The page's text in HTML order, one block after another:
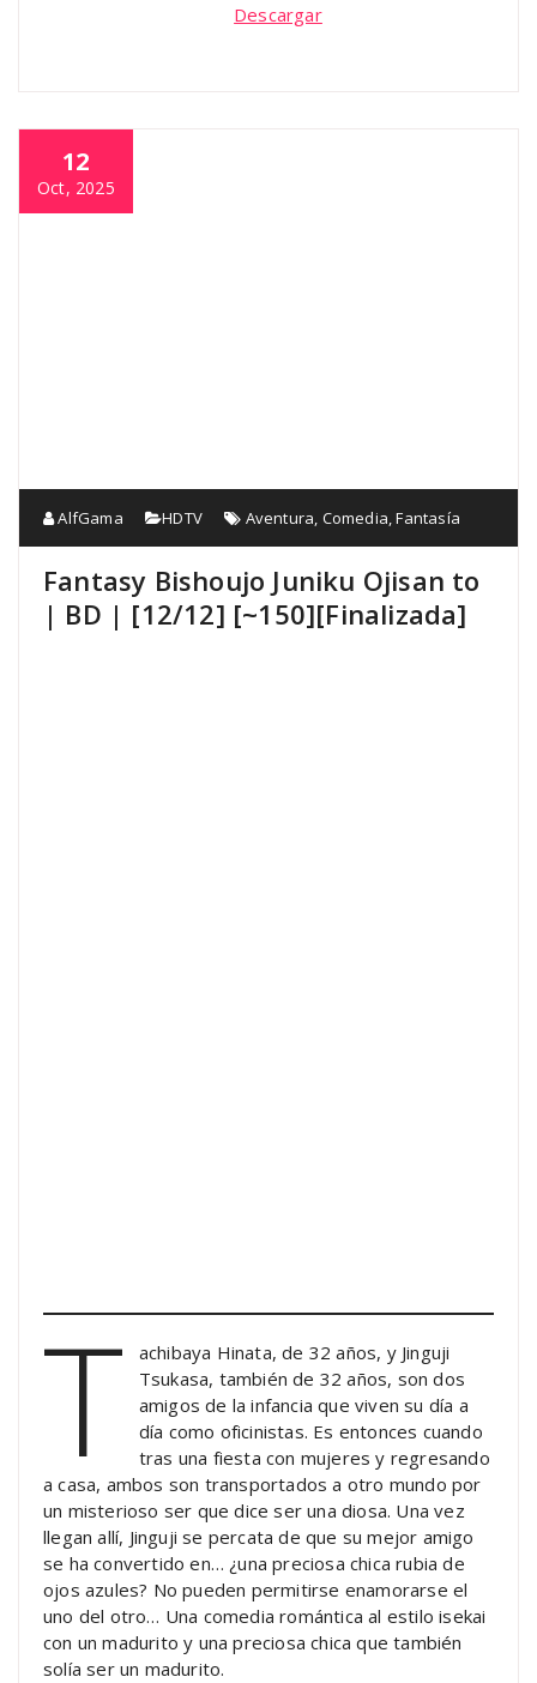
Descargar
12
Oct, 2025
AlfGama HDTV Aventura, Comedia,Fantasía
Fantasy Bishoujo Juniku Ojisan to
| BD | [12/12] [~150][Finalizada]
T
achibaya Hinata, de 32 años, y Jinguji
Tsukasa, también de 32 años, son dos
amigos de la infancia que viven su día a
día como oficinistas. Es entonces cuando
tras una fiesta con mujeres y regresando
a casa, ambos son transportados a otro mundo por
un misterioso ser que dice ser una diosa. Una vez
llegan allí, Jinguji se percata de que su mejor amigo
se ha convertido en… ¿una preciosa chica rubia de
ojos azules? No pueden permitirse enamorarse el
uno del otro… Una comedia romántica al estilo isekai
con un madurito y una preciosa chica que también
solía ser un madurito.